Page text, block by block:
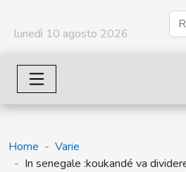
lunedì 10 agosto 2026
Home
Varie
In senegale :koukandé va